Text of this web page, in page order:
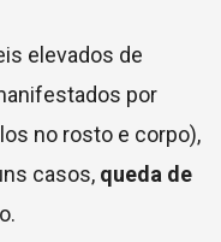
elevados de
por
no rosto e corpo),
casos, queda de